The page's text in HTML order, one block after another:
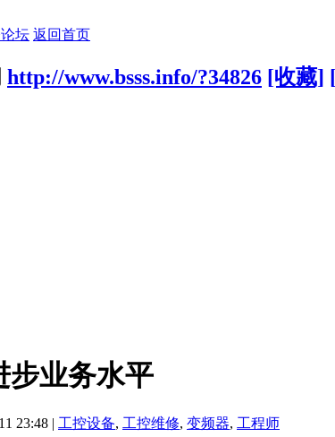
坛 返回首页
http://www.bsss.info/?34826 [收藏]
步业务水平
23:48 | 工控设备, 工控维修, 变频器, 工程师